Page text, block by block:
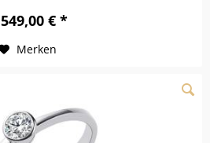
549,00 € *
Merken